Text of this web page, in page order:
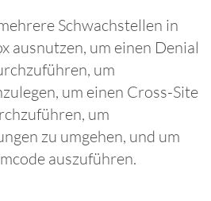
Schwachstellen in
ausnutzen, um einen Denial
um
um einen Cross-Site
um
zu umgehen, und um
auszuführen.